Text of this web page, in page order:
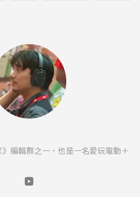
編輯群之一，也是一名愛玩電動＋